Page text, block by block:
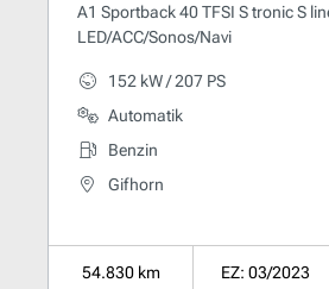
A1 Sportback 40 TFSI S tronic S
LED/ACC/Sonos/Navi
152 kW / 207 PS
Automatik
Benzin
Gifhorn
54.830 km EZ: 03/2023